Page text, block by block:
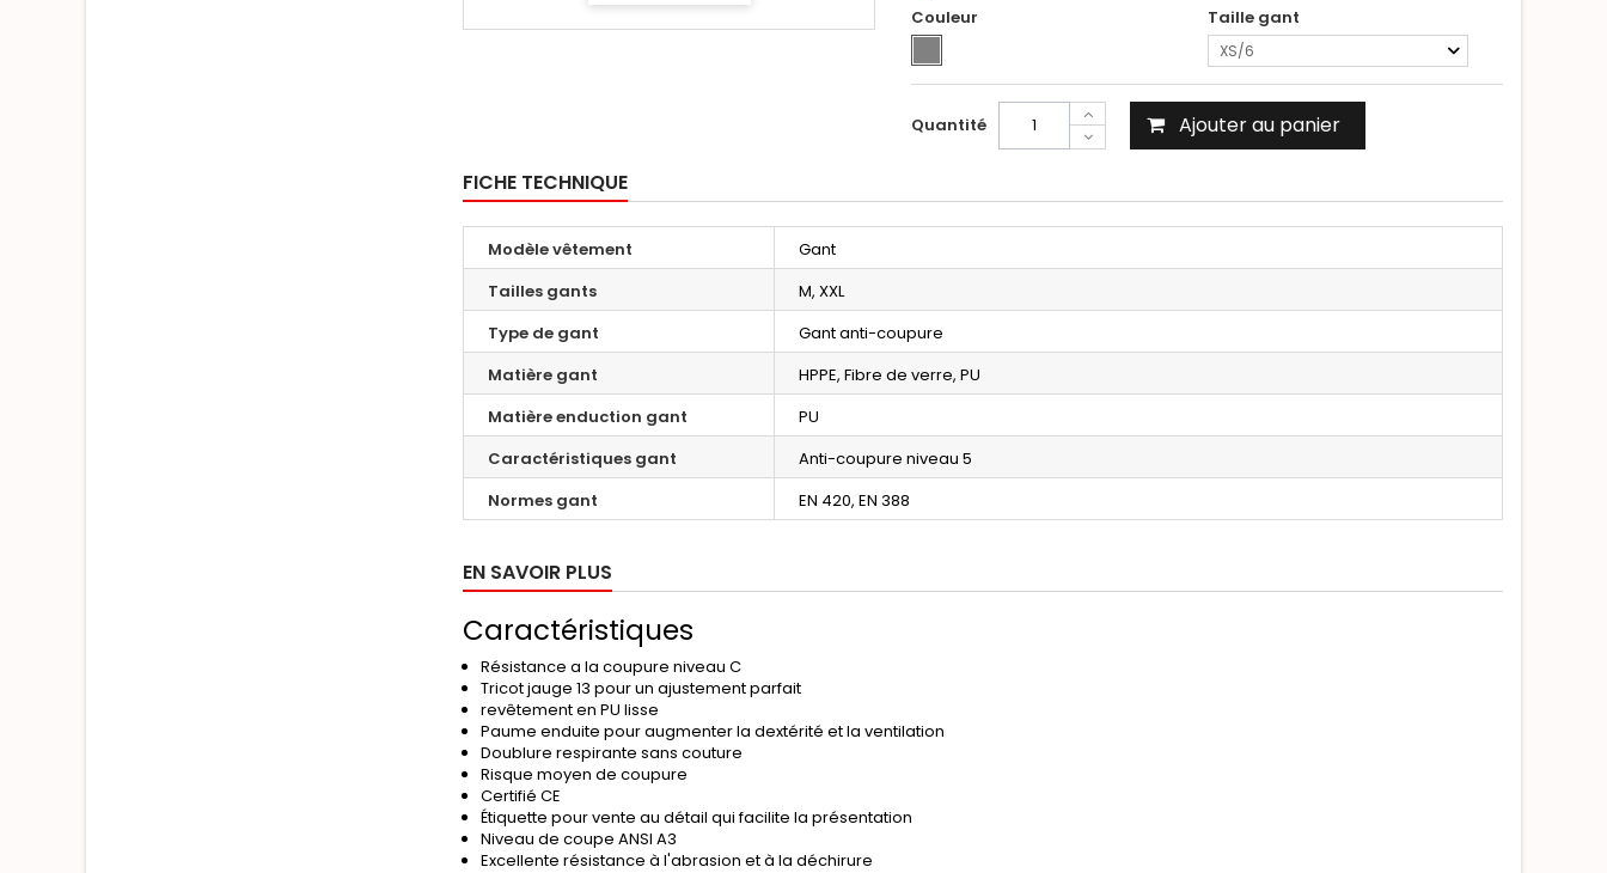
Couleur Taille gant
XS/6
Quantité Ajouter au panier
FICHE TECHNIQUE
Modèle vêtement
Gant
Tailles gants
M, XXL
Type de gant
Gant anti-coupure
Matière gant
HPPE, Fibre de verre, PU
Matière enduction gant
PU
Caractéristiques gant
Anti-coupure niveau 5
Normes gant
EN 420, EN 388
EN SAVOIR PLUS
Caractéristiques
Résistance a la coupure niveau C
Tricot jauge 13 pour un ajustement parfait
revêtement en PU lisse
Paume enduite pour augmenter la dextérité et la ventilation
Doublure respirante sans couture
Risque moyen de coupure
Certifié CE
Étiquette pour vente au détail qui facilite la présentation
Niveau de coupe ANSI A3
Excellente résistance à l'abrasion et à la déchirure